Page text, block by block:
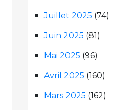
Juillet 2025 (74)
Juin 2025 (81)
Mai 2025 (96)
Avril 2025 (160)
Mars 2025 (162)